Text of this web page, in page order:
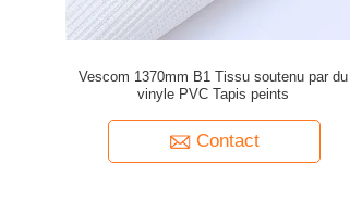
Vescom 1370mm B1 Tissu soutenu par du
vinyle PVC Tapis peints
Contact